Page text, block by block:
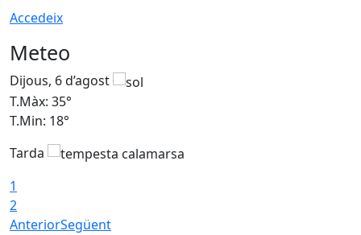
Accedeix
Meteo
Dijous, 6 d’agost
T.Màx: 35°
T.Min: 18°
Tarda
1
2
AnteriorSegüent